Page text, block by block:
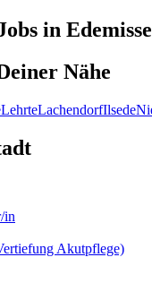
in
Nähe
LehrteLachendorfIlsede
in
Akutpflege)